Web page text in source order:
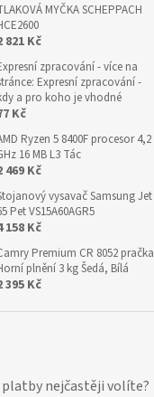
MYČKA SCHEPPACH
821 Kč
zpracování- více na
Expresní zpracování -
a pro koho je vhodné
Kč
Ryzen 5 8400F procesor 4,2
16 MB L3 Tác
469 Kč
vysavač Samsung Jet
Pet VS15A60AGR5
158 Kč
Premium CR 8052 pračka
plnění 3 kg Šedá, Bílá
395 Kč
platby nejčastěji volíte?